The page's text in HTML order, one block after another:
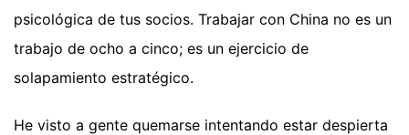
psicológica de tus socios. Trabajar con China no es un
trabajo de ocho a cinco; es un ejercicio de
solapamiento estratégico.
He visto a gente quemarse intentando estar despierta